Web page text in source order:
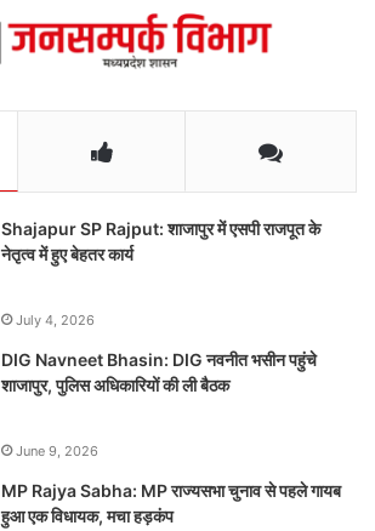
Shajapur SP Rajput: शाजापुर में एसपी राजपूत के
नेतृत्व में हुए बेहतर कार्य
July 4, 2026
DIG Navneet Bhasin: DIG नवनीत भसीन पहुंचे
शाजापुर, पुलिस अधिकारियों की ली बैठक
June 9, 2026
MP Rajya Sabha: MP राज्यसभा चुनाव से पहले गायब
हुआ एक विधायक, मचा हड़कंप